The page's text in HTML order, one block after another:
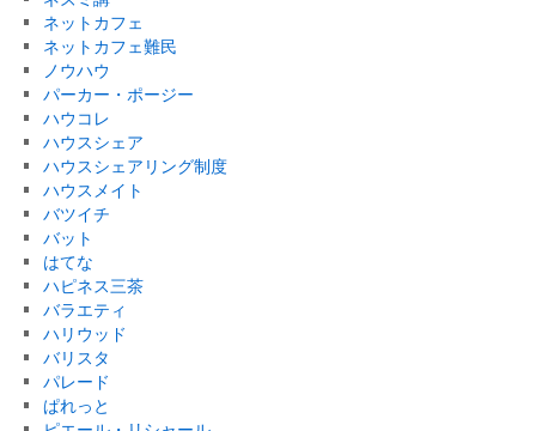
ネットカフェ
ネットカフェ難民
ノウハウ
パーカー・ポージー
ハウコレ
ハウスシェア
ハウスシェアリング制度
ハウスメイト
バツイチ
バット
はてな
ハピネス三茶
バラエティ
ハリウッド
バリスタ
パレード
ぱれっと